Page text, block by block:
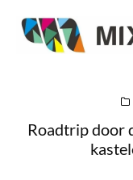
Roadtrip door